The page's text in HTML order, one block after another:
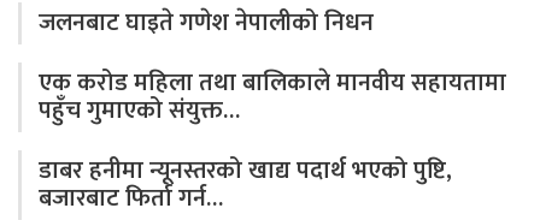
जलनबाट घाइते गणेश नेपालीको निधन
एक करोड महिला तथा बालिकाले मानवीय सहायतामा
पहुँच गुमाएको संयुक्त…
डाबर हनीमा न्यूनस्तरको खाद्य पदार्थ भएको पुष्टि,
बजारबाट फिर्ता गर्न…